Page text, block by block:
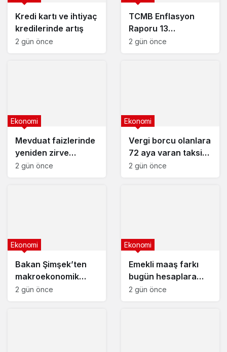
Kredi kartı ve ihtiyaç
kredilerinde artış
2 gün önce
TCMB Enflasyon
Raporu 13
Ağustos’ta
2 gün önce
Mevduat faizlerinde
yeniden zirve
görüldü : 3 milyon
Ekonomi
2 gün önce
Vergi borcu olanlara
72 aya varan taksit
fırsatı
Ekonomi
2 gün önce
Bakan Şimşek’ten
makroekonomik
istikrar açıklaması
Ekonomi
2 gün önce
Emekli maaş farkı
bugün hesaplara
yatıyor
Ekonomi
2 gün önce